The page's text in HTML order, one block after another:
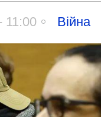
11:00 Війна